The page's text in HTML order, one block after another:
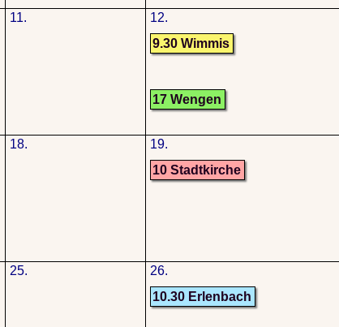
11.
12.
9.30 Wimmis
17 Wengen
18.
19.
10 Stadtkirche
25.
26.
10.30 Erlenbach